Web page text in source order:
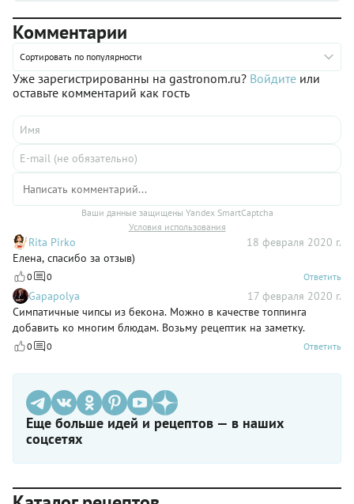
Комментарии
Сортировать по популярности
Уже зарегистрированны на gastronom.ru? Войдите или
оставьте комментарий как гость
Ваши данные защищены Yandex SmartCaptcha
Условия использования
Rita Pirko
18 февраля 2020 г.
Елена, спасибо за отзыв)
0 0 Ответить
Gapapolya
17 февраля 2020 г.
Симпатичные чипсы из бекона. Можно в качестве топпинга
добавить ко многим блюдам. Возьму рецептик на заметку.
0 0 Ответить
Еще больше идей и рецептов — в наших
соцсетях